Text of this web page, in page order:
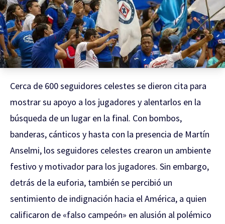
Cerca de 600 seguidores celestes se dieron cita para
mostrar su apoyo a los jugadores y alentarlos en la
búsqueda de un lugar en la final. Con bombos,
banderas, cánticos y hasta con la presencia de Martín
Anselmi, los seguidores celestes crearon un ambiente
festivo y motivador para los jugadores. Sin embargo,
detrás de la euforia, también se percibió un
sentimiento de indignación hacia el América, a quien
calificaron de «falso campeón» en alusión al polémico